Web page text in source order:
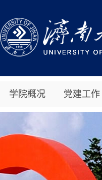
学院概况 党建工作